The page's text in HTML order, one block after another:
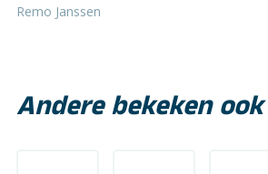
Remo Janssen
Andere bekeken ook